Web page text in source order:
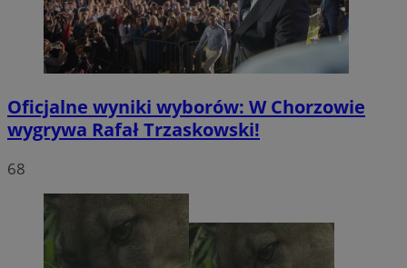
Oficjalne wyniki wyborów: W Chorzowie
wygrywa Rafał Trzaskowski!
68